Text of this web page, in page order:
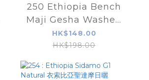
250 Ethiopia Bench
Maji Gesha Washed
依索比亞瑰夏水洗
HK$148.00
HK$198.00